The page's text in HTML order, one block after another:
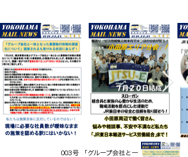
003号 「グループ会社と一